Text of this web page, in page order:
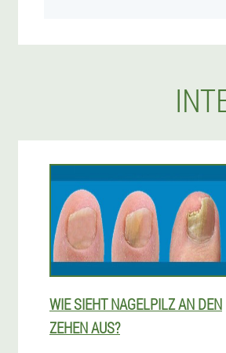
WIE SIEHT NAGELPILZ AN DEN
ZEHEN AUS?